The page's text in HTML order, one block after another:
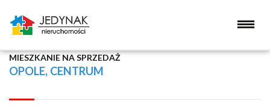
OPOLE, CENTRUM
MIESZKANIE NA SPRZEDAŻ